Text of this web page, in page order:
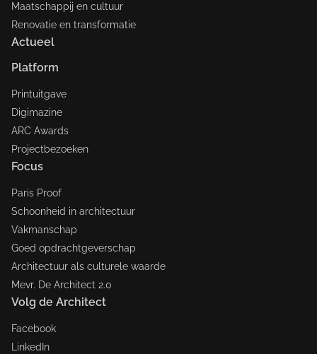
Maatschappij en cultuur
Renovatie en transformatie
Actueel
Platform
Printuitgave
Digimazine
ARC Awards
Projectbezoeken
Focus
Paris Proof
Schoonheid in architectuur
Vakmanschap
Goed opdrachtgeverschap
Architectuur als culturele waarde
Mevr. De Architect 2.0
Volg de Architect
Facebook
LinkedIn